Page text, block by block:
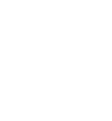
转向夫妻关系，在中国发展的
浩和崔丹尼尔首次担任导游，带领成